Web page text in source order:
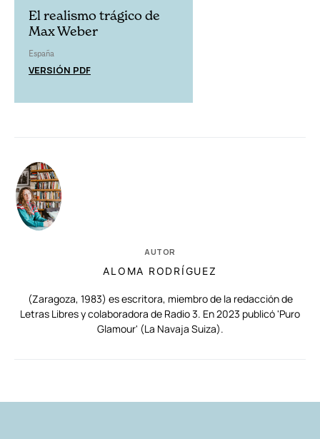
El realismo trágico de
Max Weber
España
VERSIÓN PDF
AUTOR
ALOMA RODRÍGUEZ
(Zaragoza, 1983) es escritora, miembro de la redacción de
Letras Libres y colaboradora de Radio 3. En 2023 publicó 'Puro
Glamour' (La Navaja Suiza).